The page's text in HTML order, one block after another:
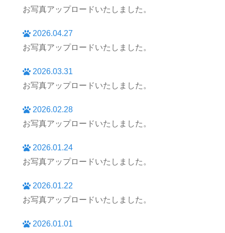
お写真アップロードいたしました。
2026.04.27
お写真アップロードいたしました。
2026.03.31
お写真アップロードいたしました。
2026.02.28
お写真アップロードいたしました。
2026.01.24
お写真アップロードいたしました。
2026.01.22
お写真アップロードいたしました。
2026.01.01